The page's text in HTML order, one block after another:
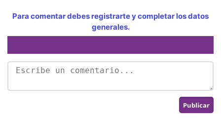
Para comentar debes registrarte y completar los datos
generales.